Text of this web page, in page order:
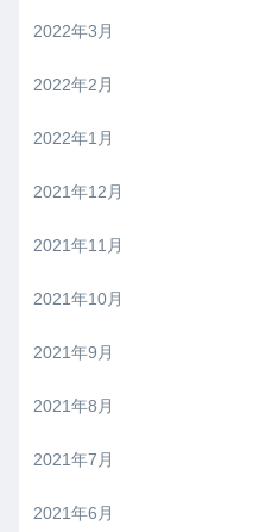
2022年3月
2022年2月
2022年1月
2021年12月
2021年11月
2021年10月
2021年9月
2021年8月
2021年7月
2021年6月